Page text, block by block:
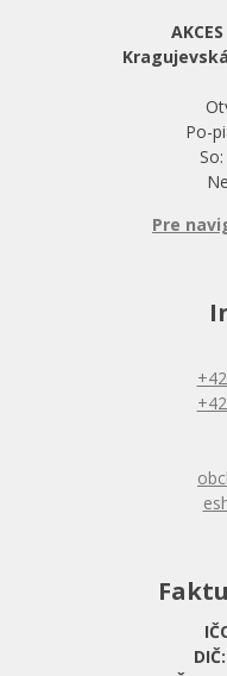
Po-
So:
Pre
DIČ: